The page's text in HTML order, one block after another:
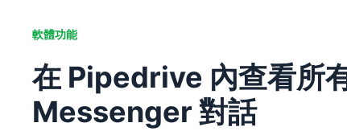
軟體功能
在 Pipedrive 內查看所
Messenger 對話